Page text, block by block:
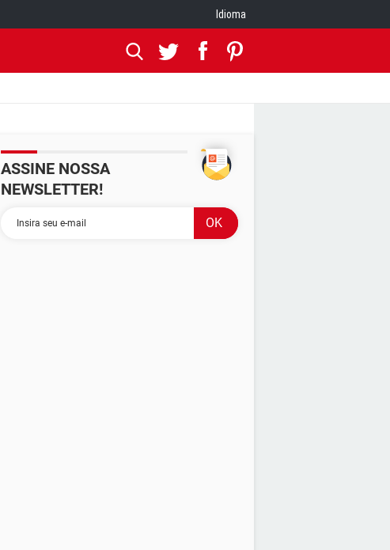
Idioma
ASSINE NOSSA
NEWSLETTER!